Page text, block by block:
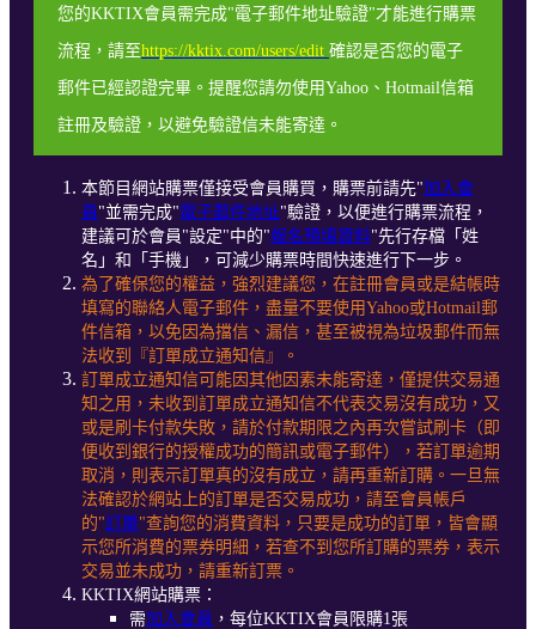
您的KKTIX會員需完成"電子郵件地址驗證"才能進行購票
流程，請至https://kktix.com/users/edit 確認是否您的電子
郵件已經認證完畢。提醒您請勿使用Yahoo、Hotmail信箱
註冊及驗證，以避免驗證信未能寄達。
本節目網站購票僅接受會員購買，購票前請先"加入會
員 "並需完成"電子郵件地址"驗證，以便進行購票流程，
建議可於會員"設定"中的"報名預填資料"先行存檔「姓
名」和「手機」，可減少購票時間快速進行下一步。
為了確保您的權益，強烈建議您，在註冊會員或是結帳時
填寫的聯絡人電子郵件，盡量不要使用Yahoo或Hotmail郵
件信箱，以免因為擋信、漏信，甚至被視為垃圾郵件而無
法收到『訂單成立通知信』。
訂單成立通知信可能因其他因素未能寄達，僅提供交易通
知之用，未收到訂單成立通知信不代表交易沒有成功，又
或是刷卡付款失敗，請於付款期限之內再次嘗試刷卡（即
便收到銀行的授權成功的簡訊或電子郵件），若訂單逾期
取消，則表示訂單真的沒有成立，請再重新訂購。一旦無
法確認於網站上的訂單是否交易成功，請至會員帳戶
的"訂單"查詢您的消費資料，只要是成功的訂單，皆會顯
示您所消費的票券明細，若查不到您所訂購的票券，表示
交易並未成功，請重新訂票。
KKTIX網站購票：
需加入會員 ，每位KKTIX會員限購1張